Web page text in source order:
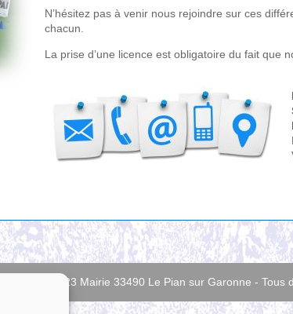
N’hésitez pas à venir nous rejoindre sur ces
chacun.
La prise d’une licence est obligatoire du fait que
© 2013 | 2023 Mairie 33490 Le Pian sur Garonne - Tous